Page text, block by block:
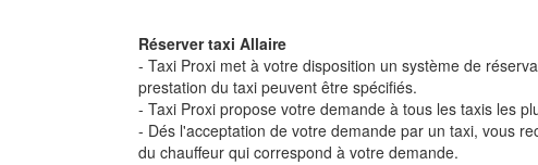
Réserver taxi Allaire
- Taxi Proxi met à votre disposition un système de
prestation du taxi peuvent être spécifiés.
- Taxi Proxi propose votre demande à tous les taxis les
- Dés l'acceptation de votre demande par un taxi, vous
du chauffeur qui correspond à votre demande.